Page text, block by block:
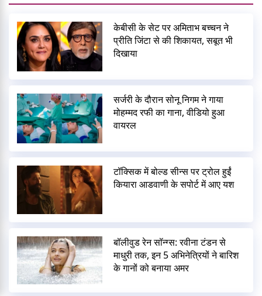
केबीसी के सेट पर अमिताभ बच्चन ने
प्रीति जिंटा से की शिकायत, सबूत भी
दिखाया
सर्जरी के दौरान सोनू निगम ने गाया
मोहम्मद रफी का गाना, वीडियो हुआ
वायरल
टॉक्सिक में बोल्ड सीन्स पर ट्रोल हुईं
कियारा आडवाणी के सपोर्ट में आए यश
बॉलीवुड रेन सॉन्ग्स: रवीना टंडन से
माधुरी तक, इन 5 अभिनेत्रियों ने बारिश
के गानों को बनाया अमर